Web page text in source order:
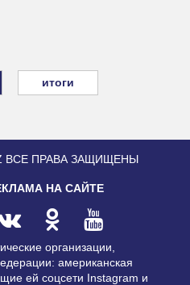
итоги
ВСЕ ПРАВА ЗАЩИЩЕНЫ
НА САЙТЕ
организации,
американская
ей соцсети Instagram и